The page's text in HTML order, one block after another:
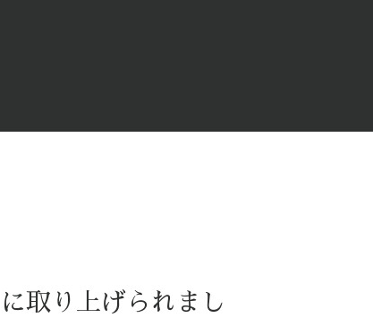
取り上げられまし